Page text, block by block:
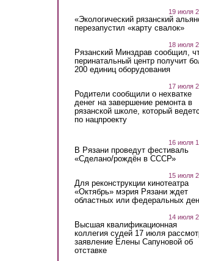
19 июля
«Экологический рязанский
перезапустил «карту свалок»
18 июля
Рязанский Минздрав сообщил,
перинатальный центр получит
200 единиц оборудования
17 июля
Родители сообщили о нехватке
денег на завершение ремонта в
рязанской школе, который
по нацпроекту
16 июля
В Рязани проведут фестиваль
«Сделано/рождён в СССР»
15 июля
Для реконструкции кинотеатра
«Октябрь» мэрия Рязани ждет
областных или федеральных
14 июля
Высшая квалификационная
коллегия судей 17 июля
заявление Елены Сапуновой об
отставке